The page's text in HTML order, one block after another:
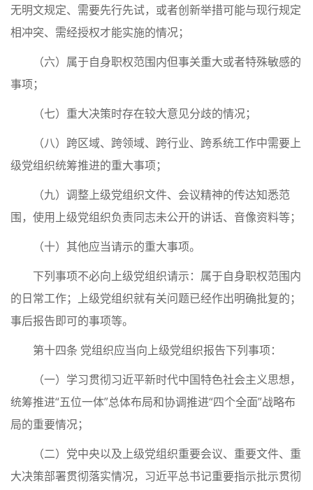
无明文规定、需要先行先试，或者创新举措可能与现行规定
相冲突、需经授权才能实施的情况；
（六）属于自身职权范围内但事关重大或者特殊敏感的
事项；
（七）重大决策时存在较大意见分歧的情况；
（八）跨区域、跨领域、跨行业、跨系统工作中需要上
级党组织统筹推进的重大事项；
（九）调整上级党组织文件、会议精神的传达知悉范
围，使用上级党组织负责同志未公开的讲话、音像资料等；
（十）其他应当请示的重大事项。
下列事项不必向上级党组织请示：属于自身职权范围内
的日常工作；上级党组织就有关问题已经作出明确批复的；
事后报告即可的事项等。
第十四条 党组织应当向上级党组织报告下列事项：
（一）学习贯彻习近平新时代中国特色社会主义思想，
统筹推进“五位一体”总体布局和协调推进“四个全面”战略布
局的重要情况；
（二）党中央以及上级党组织重要会议、重要文件、重
大决策部署贯彻落实情况，习近平总书记重要指示批示贯彻